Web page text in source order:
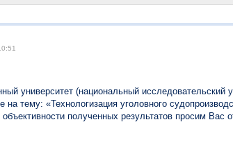
университет (национальный
на тему: «Технологизация уголовного
полученных результатов просим Вас